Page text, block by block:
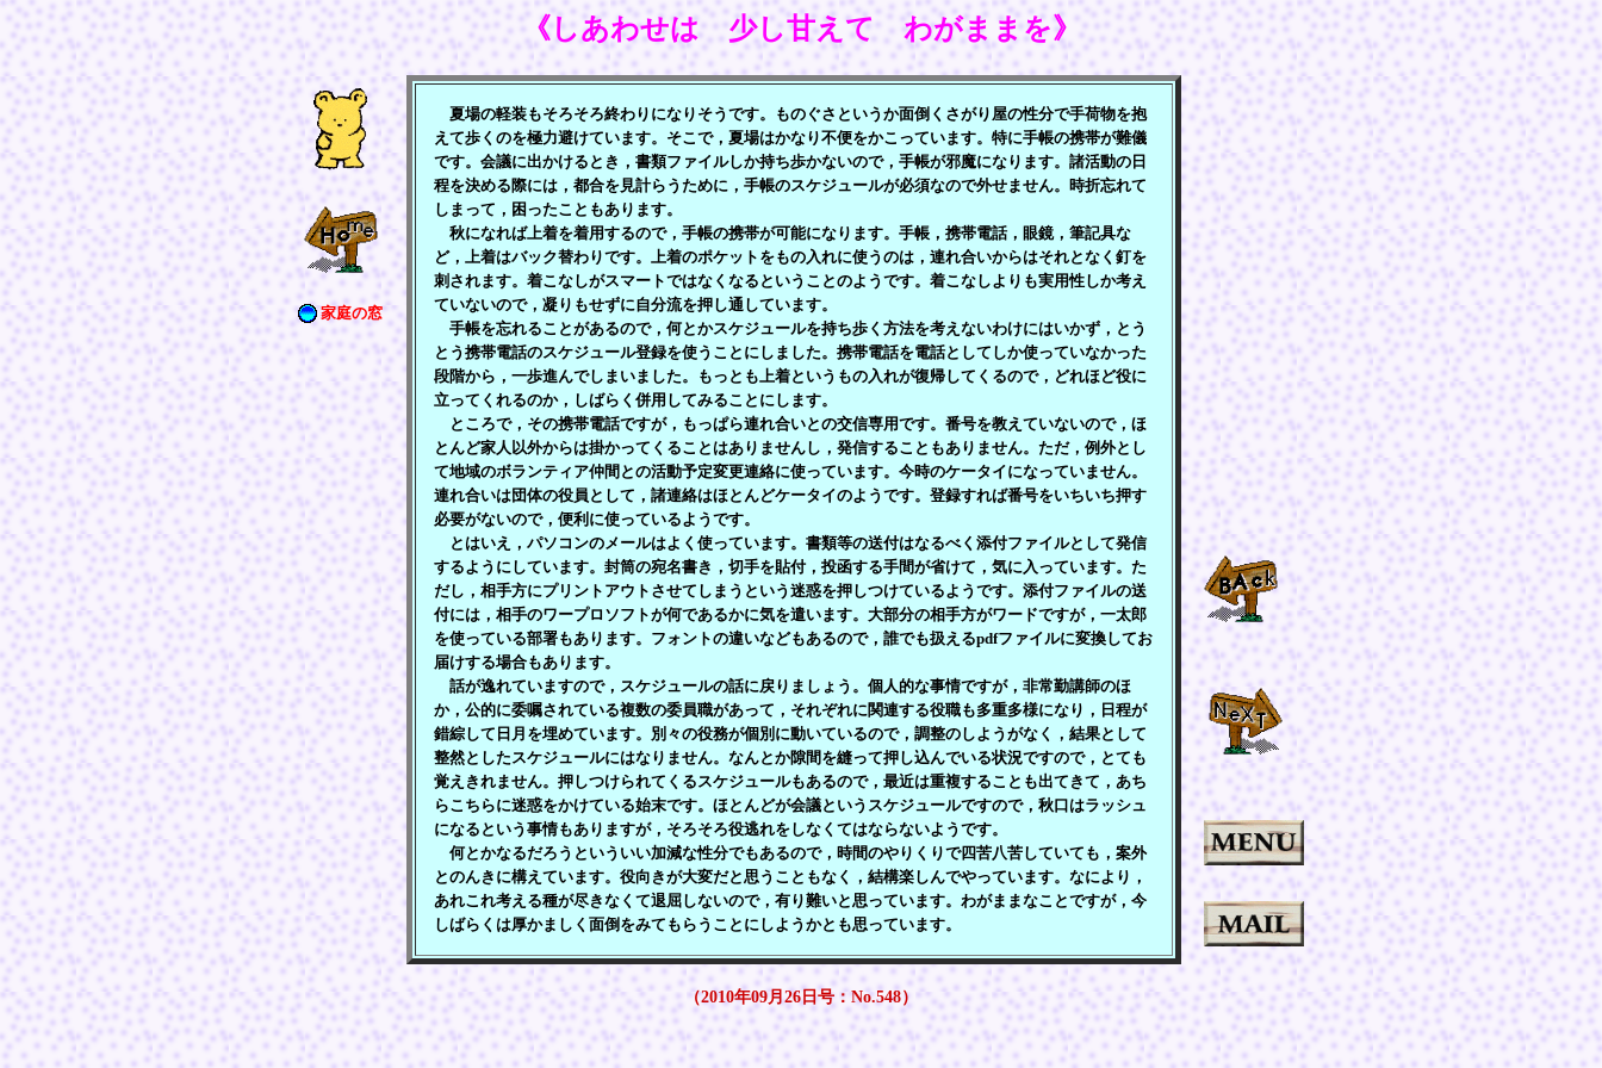
《しあわせは 少し甘えて わがままを》
家庭の窓
夏場の軽装もそろそろ終わりになりそうです。ものぐさというか面倒くさがり屋の性分で手荷物を抱
えて歩くのを極力避けています。そこで，夏場はかなり不便をかこっています。特に手帳の携帯が難儀
です。会議に出かけるとき，書類ファイルしか持ち歩かないので，手帳が邪魔になります。諸活動の日
程を決める際には，都合を見計らうために，手帳のスケジュールが必須なので外せません。時折忘れて
しまって，困ったこともあります。
秋になれば上着を着用するので，手帳の携帯が可能になります。手帳，携帯電話，眼鏡，筆記具な
ど，上着はバック替わりです。上着のポケットをもの入れに使うのは，連れ合いからはそれとなく釘を
刺されます。着こなしがスマートではなくなるということのようです。着こなしよりも実用性しか考え
ていないので，凝りもせずに自分流を押し通しています。
手帳を忘れることがあるので，何とかスケジュールを持ち歩く方法を考えないわけにはいかず，とう
とう携帯電話のスケジュール登録を使うことにしました。携帯電話を電話としてしか使っていなかった
段階から，一歩進んでしまいました。もっとも上着というもの入れが復帰してくるので，どれほど役に
立ってくれるのか，しばらく併用してみることにします。
ところで，その携帯電話ですが，もっぱら連れ合いとの交信専用です。番号を教えていないので，ほ
とんど家人以外からは掛かってくることはありませんし，発信することもありません。ただ，例外とし
て地域のボランティア仲間との活動予定変更連絡に使っています。今時のケータイになっていません。
連れ合いは団体の役員として，諸連絡はほとんどケータイのようです。登録すれば番号をいちいち押す
必要がないので，便利に使っているようです。
とはいえ，パソコンのメールはよく使っています。書類等の送付はなるべく添付ファイルとして発信
するようにしています。封筒の宛名書き，切手を貼付，投函する手間が省けて，気に入っています。た
だし，相手方にプリントアウトさせてしまうという迷惑を押しつけているようです。添付ファイルの送
付には，相手のワープロソフトが何であるかに気を遣います。大部分の相手方がワードですが，一太郎
を使っている部署もあります。フォントの違いなどもあるので，誰でも扱えるpdfファイルに変換してお
届けする場合もあります。
話が逸れていますので，スケジュールの話に戻りましょう。個人的な事情ですが，非常勤講師のほ
か，公的に委嘱されている複数の委員職があって，それぞれに関連する役職も多重多様になり，日程が
錯綜して日月を埋めています。別々の役務が個別に動いているので，調整のしようがなく，結果として
整然としたスケジュールにはなりません。なんとか隙間を縫って押し込んでいる状況ですので，とても
覚えきれません。押しつけられてくるスケジュールもあるので，最近は重複することも出てきて，あち
らこちらに迷惑をかけている始末です。ほとんどが会議というスケジュールですので，秋口はラッシュ
になるという事情もありますが，そろそろ役逃れをしなくてはならないようです。
何とかなるだろうといういい加減な性分でもあるので，時間のやりくりで四苦八苦していても，案外
とのんきに構えています。役向きが大変だと思うこともなく，結構楽しんでやっています。なにより，
あれこれ考える種が尽きなくて退屈しないので，有り難いと思っています。わがままなことですが，今
しばらくは厚かましく面倒をみてもらうことにしようかとも思っています。
（2010年09月26日号：No.548）